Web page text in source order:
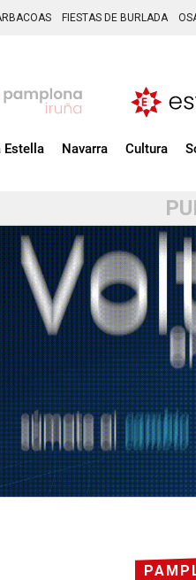
FIESTAS DE BURLADA
Estella Navarra Cultura